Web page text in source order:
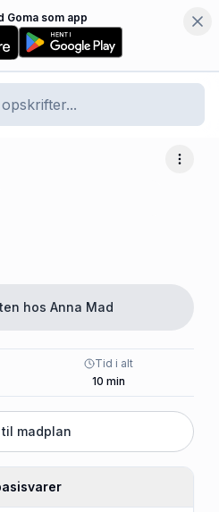
Goma som app
Flere
hos Anna Mad
Tid i alt
10 min
til madplan